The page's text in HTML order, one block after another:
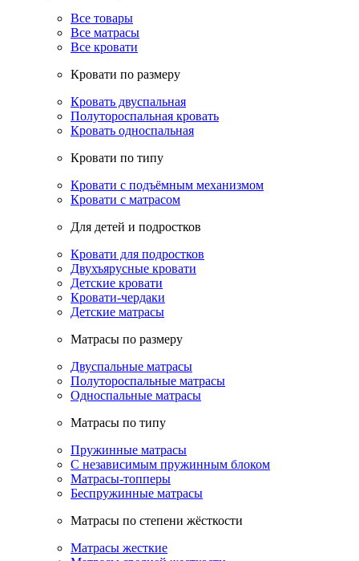
Все товары
Все матрасы
Все кровати
Кровати по размеру
Кровать двуспальная
Полутороспальная кровать
Кровать односпальная
Кровати по типу
Кровати с подъёмным механизмом
Кровати с матрасом
Для детей и подростков
Кровати для подростков
Двухъярусные кровати
Детские кровати
Кровати-чердаки
Детские матрасы
Матрасы по размеру
Двуспальные матрасы
Полутороспальные матрасы
Односпальные матрасы
Матрасы по типу
Пружинные матрасы
С независимым пружинным блоком
Матрасы-топперы
Беспружинные матрасы
Матрасы по степени жёсткости
Матрасы жесткие